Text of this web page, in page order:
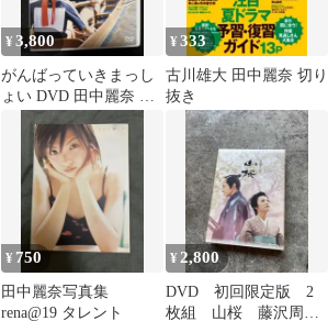
¥3,800
がんばっていきまっし
ょい DVD 田中麗奈 状
態良好 非レンタル
セル商品
¥333
古川雄大 田中麗奈 切り
抜き
¥ 750
田中麗奈写真集
rena@19 タレント
¥ 2,800
DVD 初回限定版 2
枚組 山桜 藤沢周平